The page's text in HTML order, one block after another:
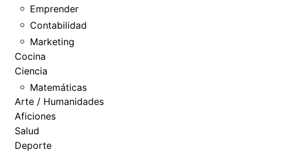
Emprender
Contabilidad
Marketing
Cocina
Ciencia
Matemáticas
Arte / Humanidades
Aficiones
Salud
Deporte